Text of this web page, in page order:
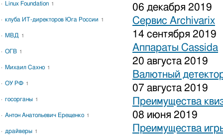
06 декабря 2019
Сервис Archivarix
14 сентября 2019
Аппараты Cassida
20 августа 2019
Валютный
07 августа 2019
Преимущества
08 июня 2019
Преимущества
Linux Foundation 1
клуба ИТ-директоров Юга России 1
МВД 1
ОГВ 1
Михаил Сахно 1
ОУ РФ 1
госорганы 1
Антон Анатольевич Ерещенко 1
драйверы 1